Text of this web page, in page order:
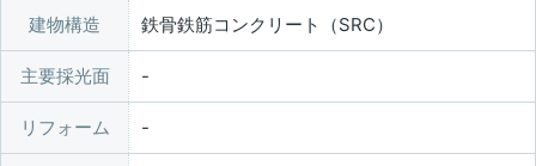
建物構造 鉄骨鉄筋コンクリート（SRC）
主要採光面
リフォーム